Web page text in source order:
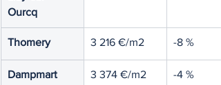
Ourcq
Thomery 3 216 €/m2 -8 %
Dampmart 3 374 €/m2 -4 %